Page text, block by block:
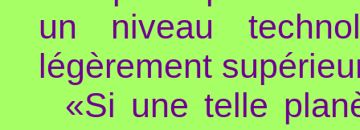
un niveau
légèrement
«Si une telle